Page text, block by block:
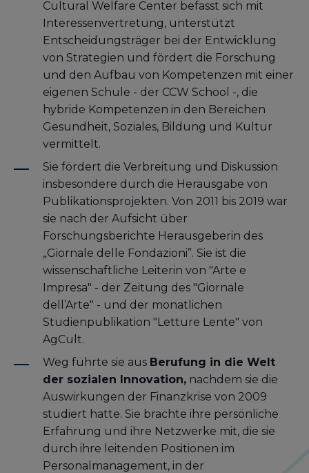
Cultural Welfare Center befasst sich mit
Interessenvertretung, unterstützt
Entscheidungsträger bei der Entwicklung
von Strategien und fördert die Forschung
und den Aufbau von Kompetenzen mit einer
eigenen Schule - der CCW School -, die
hybride Kompetenzen in den Bereichen
Gesundheit, Soziales, Bildung und Kultur
vermittelt.
Sie fördert die Verbreitung und Diskussion
insbesondere durch die Herausgabe von
Publikationsprojekten. Von 2011 bis 2019 war
sie nach der Aufsicht über
Forschungsberichte Herausgeberin des
„Giornale delle Fondazioni”. Sie ist die
wissenschaftliche Leiterin von "Arte e
Impresa" - der Zeitung des "Giornale
dell’Arte" - und der monatlichen
Studienpublikation "Letture Lente" von
AgCult.
Weg führte sie aus Berufung in die Welt
der sozialen Innovation, nachdem sie die
Auswirkungen der Finanzkrise von 2009
studiert hatte. Sie brachte ihre persönliche
Erfahrung und ihre Netzwerke mit, die sie
durch ihre leitenden Positionen im
Personalmanagement, in der